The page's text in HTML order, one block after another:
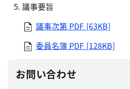
議事要旨
議事次第 PDF [63KB]
委員名簿 PDF [128KB]
お問い合わせ